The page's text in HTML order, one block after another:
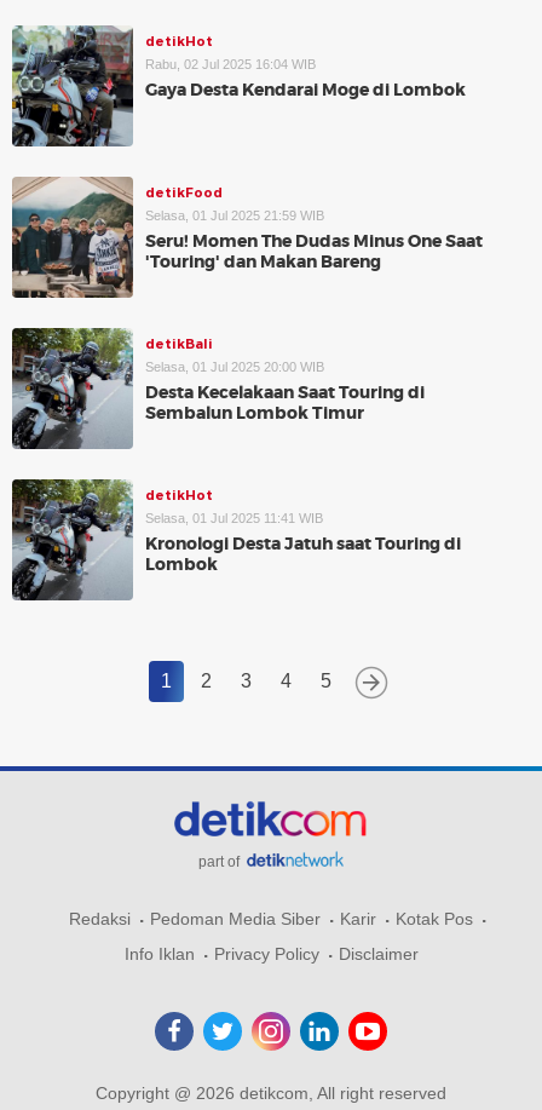
detikHot
Rabu, 02 Jul 2025 16:04 WIB
Gaya Desta Kendarai Moge di Lombok
detikFood
Selasa, 01 Jul 2025 21:59 WIB
Seru! Momen The Dudas Minus One Saat
'Touring' dan Makan Bareng
detikBali
Selasa, 01 Jul 2025 20:00 WIB
Desta Kecelakaan Saat Touring di
Sembalun Lombok Timur
detikHot
Selasa, 01 Jul 2025 11:41 WIB
Kronologi Desta Jatuh saat Touring di
Lombok
1 2 3 4 5
part of
Redaksi Pedoman Media Siber Karir
Kotak Pos
Info Iklan
Privacy Policy Disclaimer
Copyright @ 2026 detikcom, All right reserved